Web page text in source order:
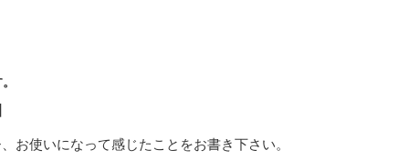
お使いになって感じたことをお書き下さい。